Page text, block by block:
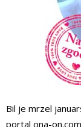
Bil je mrzel
portal ona-